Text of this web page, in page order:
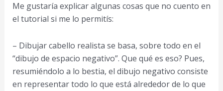
Me gustaría explicar algunas cosas que no cuento en
el tutorial si me lo permitís:
– Dibujar cabello realista se basa, sobre todo en el
“dibujo de espacio negativo”. Que qué es eso? Pues,
resumiéndolo a lo bestia, el dibujo negativo consiste
en representar todo lo que está alrededor de lo que